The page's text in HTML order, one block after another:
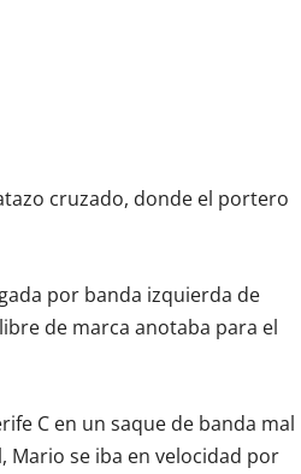
cruzado, donde el portero
por banda izquierda de
de marca anotaba para el
C en un saque de banda mal
Mario se iba en velocidad por